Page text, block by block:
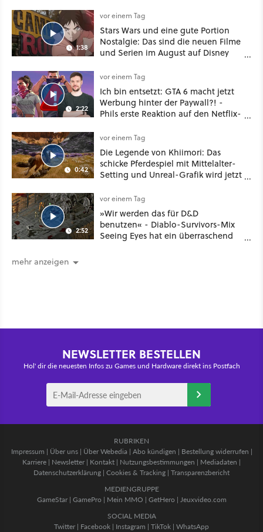
1:38
vor einem Tag
Stars Wars und eine gute Portion
Nostalgie: Das sind die neuen Filme
und Serien im August auf Disney
2:22
vor einem Tag
Ich bin entsetzt: GTA 6 macht jetzt
Werbung hinter der Paywall?! -
Phils erste Reaktion auf den Netflix-
0:42
vor einem Tag
Die Legende von Khiimori: Das
schicke Pferdespiel mit Mittelalter-
Setting und Unreal-Grafik wird jetzt
2:52
vor einem Tag
»Wir werden das für D&D
benutzen« - Diablo-Survivors-Mix
Seeing Eyes hat ein überraschend
mehr anzeigen
NEWSLETTER BESTELLEN
Hol' dir die neuesten Infos zu Games und Hardware direkt ins Postfach
RUBRIKEN
Impressum | Über uns| Über Webedia | Abo kündigen | Bestellung widerrufen |
Karriere | Newsletter | Kontakt | Nutzungsbestimmungen | Mediadaten |
Datenschutzerklärung | Cookies & Tracking | Transparenzbericht
MEDIENGRUPPE
GameStar| GamePro | Mein MMO | GetHero | Jeuxvideo.com
SOCIAL MEDIA
Twitter | Facebook | Instagram | TikTok | WhatsApp